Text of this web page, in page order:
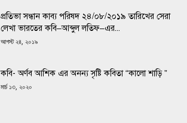
প্রতিভা সন্ধান কাব্য পরিষদ ২৪/০৮/২০১৯ তারিখের সেরা
লেখা ভারতের কবি–আব্দুল লতিফ–এর...
আগস্ট ২৪, ২০১৯
কবি- অর্ণব আশিক এর অনন্য সৃষ্টি কবিতা “কালো শাড়ি ”
মার্চ ১৩, ২০২০